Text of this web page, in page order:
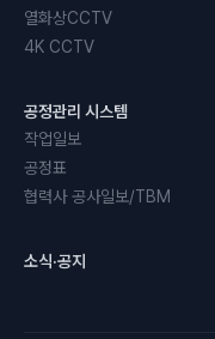
열화상CCTV
4K CCTV
공정관리 시스템
작업일보
공정표
협력사 공사일보/TBM
소식·공지